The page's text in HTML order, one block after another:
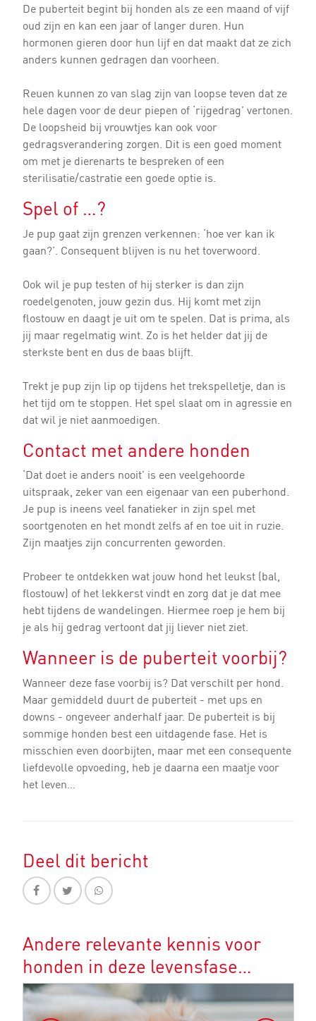
De puberteit begint bij honden als ze een maand of vijf
oud zijn en kan een jaar of langer duren. Hun
hormonen gieren door hun lijf en dat maakt dat ze zich
anders kunnen gedragen dan voorheen.
Reuen kunnen zo van slag zijn van loopse teven dat ze
hele dagen voor de deur piepen of ‘rijgedrag’ vertonen.
De loopsheid bij vrouwtjes kan ook voor
gedragsverandering zorgen. Dit is een goed moment
om met je dierenarts te bespreken of een
sterilisatie/castratie een goede optie is.
Spel of …?
Je pup gaat zijn grenzen verkennen: ‘hoe ver kan ik
gaan?’. Consequent blijven is nu het toverwoord.
Ook wil je pup testen of hij sterker is dan zijn
roedelgenoten, jouw gezin dus. Hij komt met zijn
flostouw en daagt je uit om te spelen. Dat is prima, als
jij maar regelmatig wint. Zo is het helder dat jij de
sterkste bent en dus de baas blijft.
Trekt je pup zijn lip op tijdens het trekspelletje, dan is
het tijd om te stoppen. Het spel slaat om in agressie en
dat wil je niet aanmoedigen.
Contact met andere honden
‘Dat doet ie anders nooit’ is een veelgehoorde
uitspraak, zeker van een eigenaar van een puberhond.
Je pup is ineens veel fanatieker in zijn spel met
soortgenoten en het mondt zelfs af en toe uit in ruzie.
Zijn maatjes zijn concurrenten geworden.
Probeer te ontdekken wat jouw hond het leukst (bal,
flostouw) of het lekkerst vindt en zorg dat je dat mee
hebt tijdens de wandelingen. Hiermee roep je hem bij
je als hij gedrag vertoont dat jij liever niet ziet.
Wanneer is de puberteit voorbij?
Wanneer deze fase voorbij is? Dat verschilt per hond.
Maar gemiddeld duurt de puberteit - met ups en
downs - ongeveer anderhalf jaar. De puberteit is bij
sommige honden best een uitdagende fase. Het is
misschien even doorbijten, maar met een consequente
liefdevolle opvoeding, heb je daarna een maatje voor
het leven…
Deel dit bericht
Andere relevante kennis voor
honden in deze levensfase…